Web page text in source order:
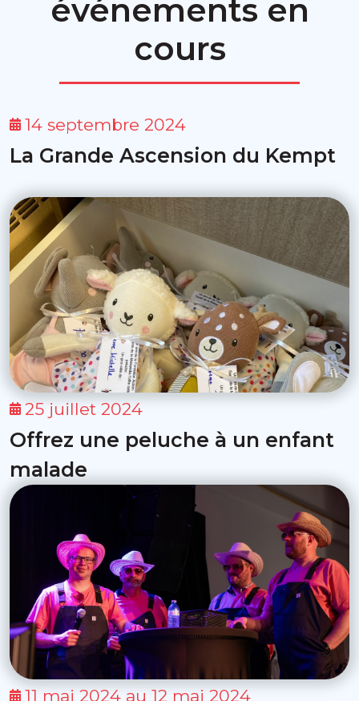
événements en
cours
14 septembre 2024
La Grande Ascension du Kempt
25 juillet 2024
Offrez une peluche à un enfant
malade
11 mai 2024 au 12 mai 2024